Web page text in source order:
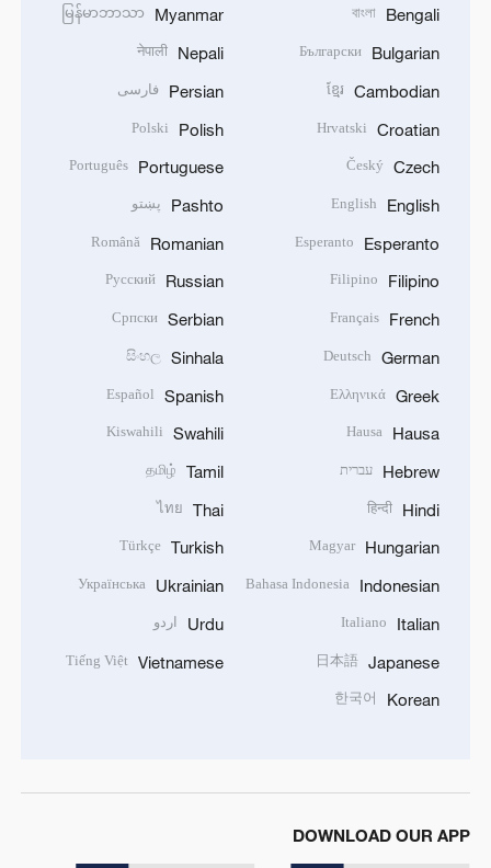
Bengali
বাংলা
Bulgarian
Български
Cambodian
ខ្មែរ
Croatian
Hrvatski
Czech
Český
English
English
Esperanto
Esperanto
Filipino
Filipino
French
Français
German
Deutsch
Greek
Ελληνικά
Hausa
Hausa
Hebrew עברית
Hindi
हिन्दी
Hungarian
Magyar
Indonesian
Bahasa Indonesia
Italian
Italiano
Japanese
日本語
Korean
한국어
Myanmar
မြန်မာဘာသာ
Nepali
नेपाली
Persian فارسی
Polish
Polski
Portuguese
Português
Pashto پښتو
Romanian
Română
Russian
Русский
Serbian
Српски
Sinhala
සිංහල
Spanish
Español
Swahili
Kiswahili
Tamil
தமிழ்
Thai
ไทย
Turkish
Türkçe
Ukrainian
Українська
Urdu اردو
Vietnamese
Tiếng Việt
DOWNLOAD OUR APP